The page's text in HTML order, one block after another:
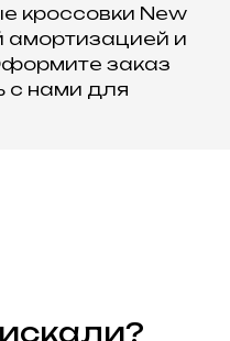
кроссовки New
амортизацией и
заказ
с нами для